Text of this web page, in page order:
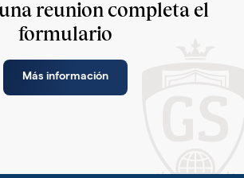
reunion completa el
formulario
Más información